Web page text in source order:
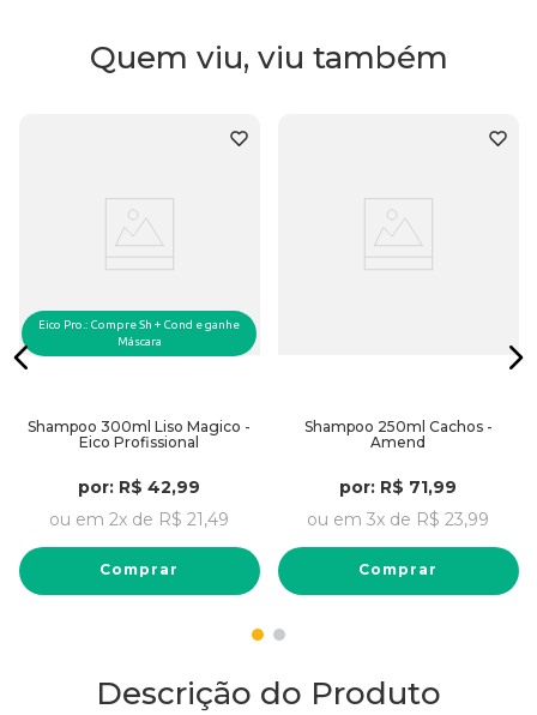
Quem viu, viu também
Eico Pro.: Compre Sh + Cond e ganhe
Máscara
Shampoo 300ml Liso Magico -
Eico Profissional
por: R$ 42,99
ou em 2x de R$ 21,49
Comprar
Shampoo 250ml Cachos -
Amend
por: R$ 71,99
ou em 3x de R$ 23,99
Comprar
Descrição do Produto